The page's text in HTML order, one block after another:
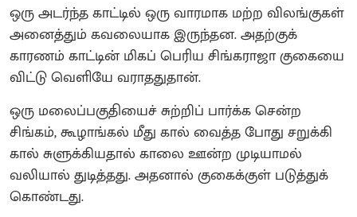
ஒரு அடர்ந்த காட்டில் ஒரு வாரமாக மற்ற விலங்குகள்
அனைத்தும் கவலையாக இருந்தன. அதற்குக்
காரணம் காட்டின் மிகப் பெரிய சிங்கராஜா குகையை
விட்டு வெளியே வராததுதான்.
ஒரு மலைப்பகுதியைச் சுற்றிப் பார்க்க சென்ற
சிங்கம், கூழாங்கல் மீது கால் வைத்த போது சறுக்கி
கால் சுளுக்கியதால் காலை ஊன்ற முடியாமல்
வலியால் துடித்தது. அதனால் குகைக்குள் படுத்துக்
கொண்டது.